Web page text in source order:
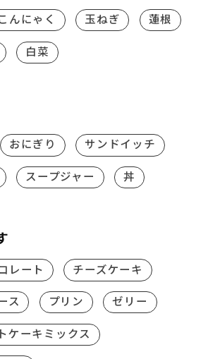
んにゃく 玉ねぎ 蓮根
白菜
おにぎり サンドイッチ
スープジャー 丼
レート チーズケーキ
ス プリン ゼリー
ケーキミックス